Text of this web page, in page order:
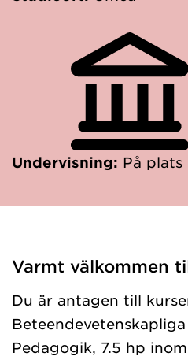
Undervisning: På plats
Varmt välkommen
Du är antagen till
Pedagogik, 7.5 hp inom